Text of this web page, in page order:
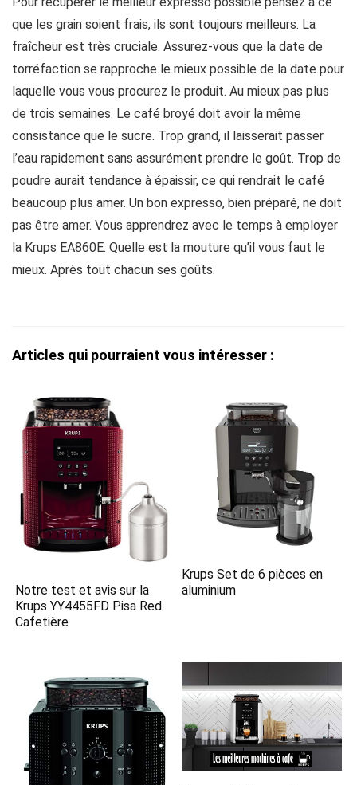
que les grain soient frais, ils sont toujours meilleurs. La
fraîcheur est très cruciale. Assurez-vous que la date de
torréfaction se rapproche le mieux possible de la date pour
laquelle vous vous procurez le produit. Au mieux pas plus
de trois semaines. Le café broyé doit avoir la même
consistance que le sucre. Trop grand, il laisserait passer
l’eau rapidement sans assurément prendre le goût. Trop de
poudre aurait tendance à épaissir, ce qui rendrait le café
beaucoup plus amer. Un bon expresso, bien préparé, ne doit
pas être amer. Vous apprendrez avec le temps à employer
la Krups EA860E. Quelle est la mouture qu’il vous faut le
mieux. Après tout chacun ses goûts.
Articles qui pourraient vous intéresser :
Notre test et avis sur la
Krups YY4455FD Pisa Red
Cafetière
Krups Set de 6 pièces en
aluminium